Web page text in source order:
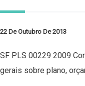
22 De Outubro De 2013
SF PLS 00229 2009
gerais sobre plano,